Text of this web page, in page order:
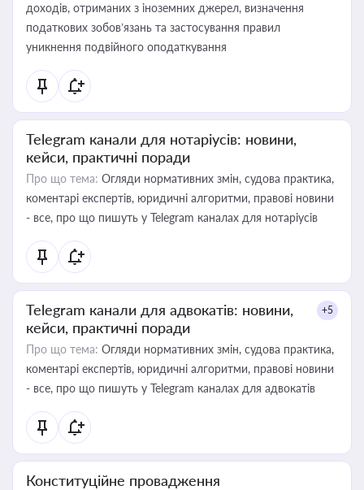
доходів, отриманих з іноземних джерел, визначення
податкових зобов’язань та застосування правил
уникнення подвійного оподаткування
Telegram канали для нотаріусів: новини,
кейси, практичні поради
Про що тема: Огляди нормативних змін, судова практика,
коментарі експертів, юридичні алгоритми, правові новини
- все, про що пишуть у Telegram каналах для нотаріусів
Telegram канали для адвокатів: новини,
кейси, практичні поради
+5
Про що тема: Огляди нормативних змін, судова практика,
коментарі експертів, юридичні алгоритми, правові новини
- все, про що пишуть у Telegram каналах для адвокатів
Конституційне провадження